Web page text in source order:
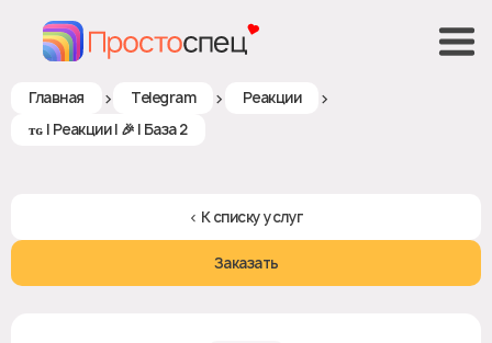
Главная > Telegram > Реакции >
ᴛɢ | Реакции | 🎉 | База 2
< К списку услуг
Заказать